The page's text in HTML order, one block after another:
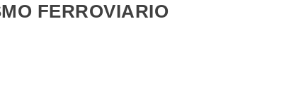
FERROVIARIO